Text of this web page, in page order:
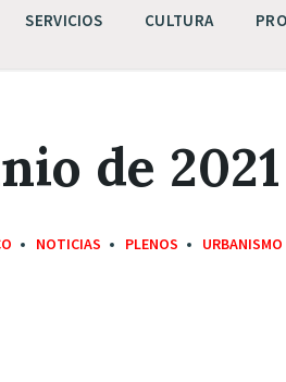
SERVICIOS CULTURA
de 2021
NOTICIAS PLENOS URBANISMO